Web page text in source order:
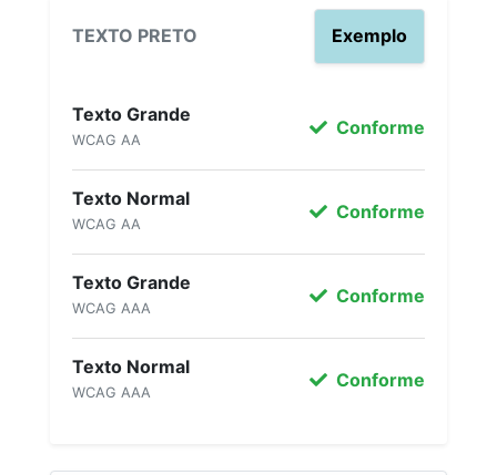
TEXTO PRETO Exemplo
Texto Grande
WCAG AA
Conforme
Texto Normal
WCAG AA
Conforme
Texto Grande
WCAG AAA
Conforme
Texto Normal
WCAG AAA
Conforme